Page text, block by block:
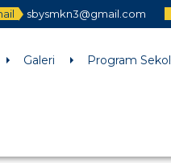
version 6.9.0! IE conditional
sbysmkn3@gmail.com
Galeri Program